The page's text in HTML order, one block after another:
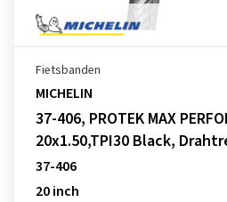
Fietsbanden
MICHELIN
37-406, PROTEK MAX
20x1.50,TPI30 Black,
37-406
20 inch